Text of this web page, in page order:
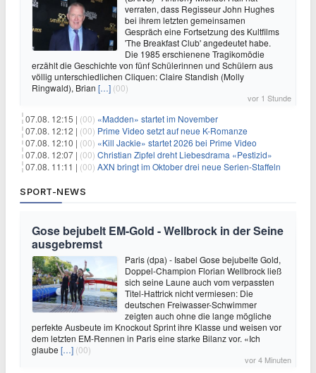
verraten, dass Regisseur John Hughes
bei ihrem letzten gemeinsamen
Gespräch eine Fortsetzung des Kultfilms
'The Breakfast Club' angedeutet habe.
Die 1985 erschienene Tragikomödie
erzählt die Geschichte von fünf Schülerinnen und Schülern aus
völlig unterschiedlichen Cliquen: Claire Standish (Molly
Ringwald), Brian […] (00)
vor 1 Stunde
07.08. 12:15 | (00) «Madden» startet im November
07.08. 12:12 | (00) Prime Video setzt auf neue K-Romanze
07.08. 12:10 | (00) «Kill Jackie» startet 2026 bei Prime Video
07.08. 12:07 | (00) Christian Zipfel dreht Liebesdrama «Pestizid»
07.08. 11:11 | (00) AXN bringt im Oktober drei neue Serien-Staffeln
SPORT-NEWS
Gose bejubelt EM-Gold - Wellbrock in der Seine
ausgebremst
Paris (dpa) - Isabel Gose bejubelte Gold,
Doppel-Champion Florian Wellbrock ließ
sich seine Laune auch vom verpassten
Titel-Hattrick nicht vermiesen: Die
deutschen Freiwasser-Schwimmer
zeigten auch ohne die lange mögliche
perfekte Ausbeute im Knockout Sprint ihre Klasse und weisen vor
dem letzten EM-Rennen in Paris eine starke Bilanz vor. «Ich
glaube […] (00)
vor 4 Minuten